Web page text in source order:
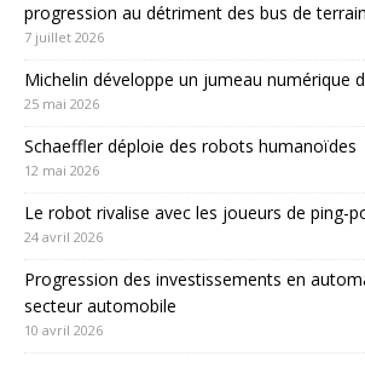
progression au détriment des bus de terrain
7 juillet 2026
Michelin développe un jumeau numérique
25 mai 2026
Schaeffler déploie des robots humanoïdes
12 mai 2026
Le robot rivalise avec les joueurs de ping-
24 avril 2026
Progression des investissements en
secteur automobile
10 avril 2026